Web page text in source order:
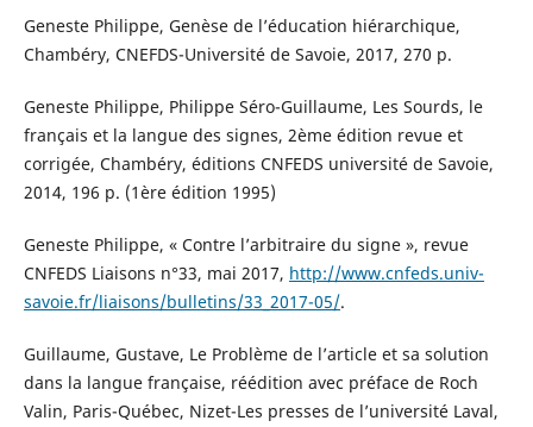
Geneste Philippe, Genèse de l’éducation hiérarchique,
Chambéry, CNEFDS-Université de Savoie, 2017, 270 p.
Geneste Philippe, Philippe Séro-Guillaume, Les Sourds, le
français et la langue des signes, 2ème édition revue et
corrigée, Chambéry, éditions CNFEDS université de Savoie,
2014, 196 p. (1ère édition 1995)
Geneste Philippe, « Contre l’arbitraire du signe », revue
CNFEDS Liaisons n°33, mai 2017, http://www.cnfeds.univ-
savoie.fr/liaisons/bulletins/33_2017-05/.
Guillaume, Gustave, Le Problème de l’article et sa solution
dans la langue française, réédition avec préface de Roch
Valin, Paris-Québec, Nizet-Les presses de l’université Laval,